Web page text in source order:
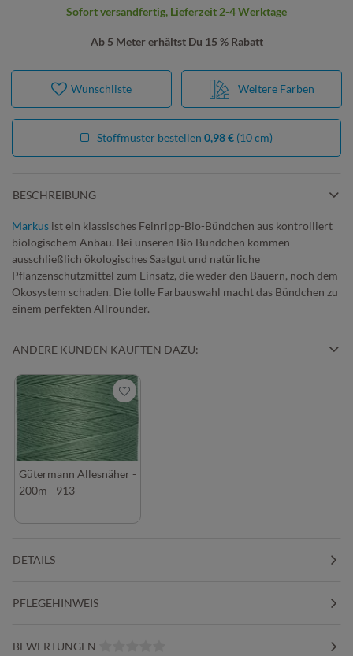
Ab 5 Meter erhältst Du 15 % Rabatt
Sofort versandfertig, Lieferzeit 2-4 Werktage
Weitere Farben
Wunschliste
Stoffmuster bestellen 0,98 € (10 cm)
BESCHREIBUNG
Markus ist ein klassisches Feinripp-Bio-Bündchen aus kontrolliert
biologischem Anbau. Bei unseren Bio Bündchen kommen
ausschließlich ökologisches Saatgut und natürliche
Pflanzenschutzmittel zum Einsatz, die weder den Bauern, noch dem
Ökosystem schaden. Die tolle Farbauswahl macht das Bündchen zu
einem perfekten Allrounder.
ANDERE KUNDEN KAUFTEN DAZU:
Gütermann Allesnäher -
200m - 913
DETAILS
PFLEGEHINWEIS
BEWERTUNGEN